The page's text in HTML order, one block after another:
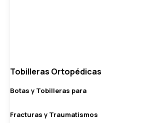
Tobilleras Ortopédicas
Botas y Tobilleras para
Fracturas y Traumatismos